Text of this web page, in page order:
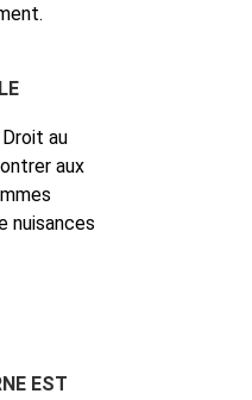
au
aux
nuisances
EST